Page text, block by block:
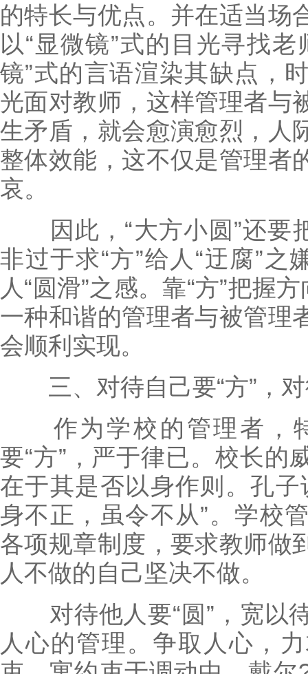
的特长与优点。并在适当场
以“显微镜”式的目光寻找
镜”式的言语渲染其缺点，
光面对教师，这样管理者与
生矛盾，就会愈演愈烈，人
整体效能，这不仅是管理者
哀。
因此，“大方小圆”还要
非过于求“方”给人“迂腐”之
人“圆滑”之感。靠“方”把握
一种和谐的管理者与被管理
会顺利实现。
三、对待自己要“方”，对
作为学校的管理者，
要“方”，严于律已。校长的
在于其是否以身作则。孔
身不正，虽令不从”。学校
各项规章制度，要求教师做
人不做的自己坚决不做。
对待他人要“圆”，宽以
人心的管理。争取人心，